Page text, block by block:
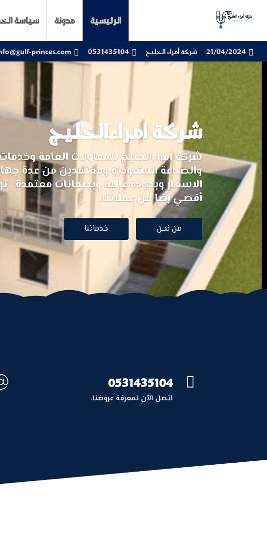
الرئيسية مدونة سياسة
21/04/2024 شركة أمراء الخليج 0531435104
princes.com
شركة امراءالخليج
شركة أمراءالخليج للمقاولات العامة
والصناعة السُّعُودِيَّةِ ومعتمدين من عدة
الاسعار وبجودة عالية وبضمانات معتمدة
أقصي رضا من عملائنا.
من نحن خدماتنا

0531435104
اتصل الآن لمعرفة عروضنا.